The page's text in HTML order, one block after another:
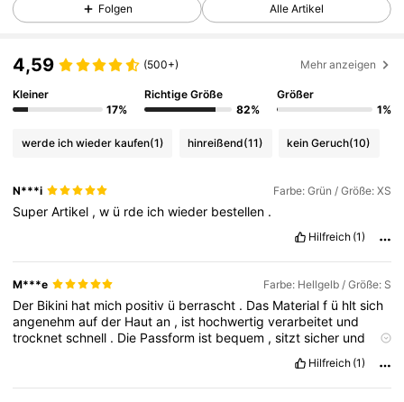
4,85 79K Follower
4,85 79K Follower
4,85 79K Follower
4,85 79K Follower
Folgen Alle Artikel
4,59 (500+) Mehr anzeigen
Kleiner
17%
Richtige Größe
82%
Größer
1%
werde ich wieder kaufen(1) hinreißend(11) kein Geruch(10)
N***i Farbe: Grün / Größe: XS
SuperArtikel ,w ü rde ichwieder bestellen .
Hilfreich (1)
M***e Farbe: Hellgelb / Größe: S
Der Bikini hat mich positiv ü berrascht . Das Materialf ü hltsich
angenehmaufder Hautan , ist hochwertigverarbeitet und
trocknetschnell . Die Passform ist bequem ,sitztsicher und
Produktbildern. Klare
Kaufempfehlung!
Hilfreich (1)